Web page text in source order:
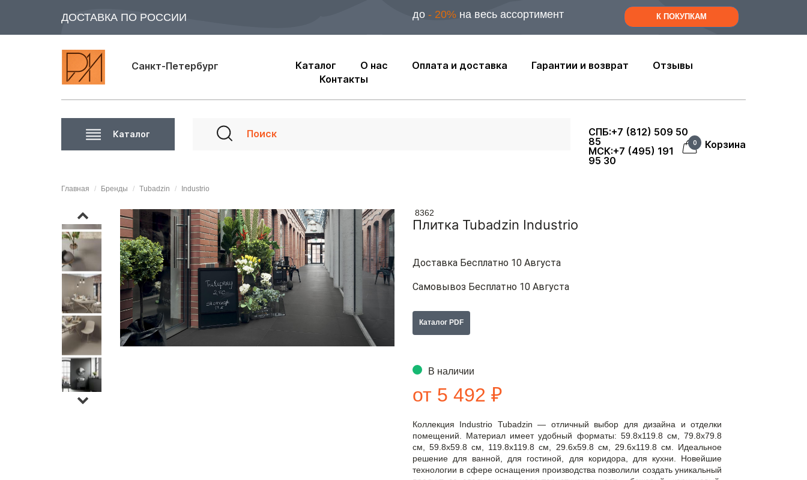
ДОСТАВКА ПО РОССИИ до - 20% на весь ассортимент К ПОКУПКАМ
Санкт-Петербург Каталог О нас Оплата и доставка Гарантии и возврат
Отзывы
Контакты
Каталог
СПБ:+7 (812) 509 50
85
МСК:+7 (495) 191
95 30
0 Корзина
Главная Бренды Tubadzin Industrio
8362
Плитка Tubadzin Industrio
Доставка Бесплатно 10 Августа
Самовывоз Бесплатно 10 Августа
Каталог PDF
В наличии
от 5 492 ₽
Коллекция Industrio Tubadzin — отличный выбор для дизайна и отделки
помещений. Материал имеет удобный форматы: 59.8x119.8 см, 79.8x79.8
см, 59.8x59.8 см, 119.8x119.8 см, 29.6x59.8 см, 29.6x119.8 см. Идеальное
решение для ванной, для гостиной, для коридора, для кухни. Новейшие
технологии в сфере оснащения производства позволили создать уникальный